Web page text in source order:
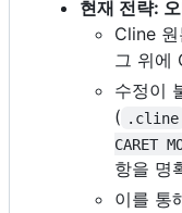
현재 전략:
Cline
그 위에
수정이
( .cline
CARET
항을 명
이를 통